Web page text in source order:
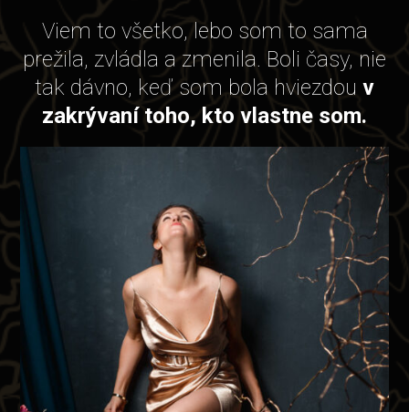
Viem to všetko, lebo som to sama
prežila, zvládla a zmenila. Boli časy, nie
tak dávno, keď som bola hviezdou v
zakrývaní toho, kto vlastne som.